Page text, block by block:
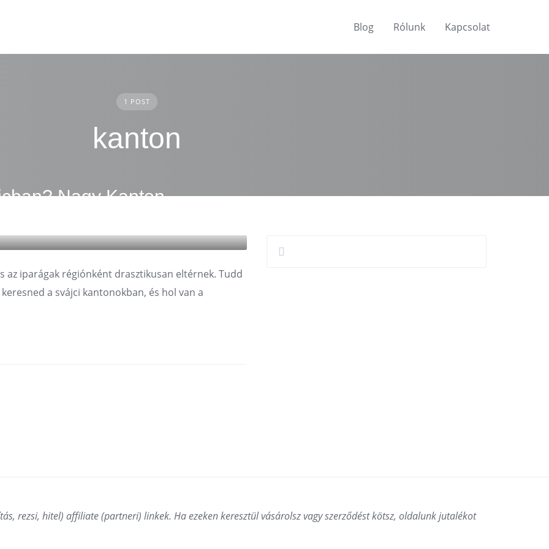
Blog Rólunk Kapcsolat
1 POST
kanton
Nagy Kanton-
az iparágak régiónként drasztikusan eltérnek. Tudd
a svájci kantonokban, és hol van a
rezsi, hitel) affiliate (partneri) linkek. Ha ezeken keresztül vásárolsz vagy szerződést kötsz, oldalunk jutalékot